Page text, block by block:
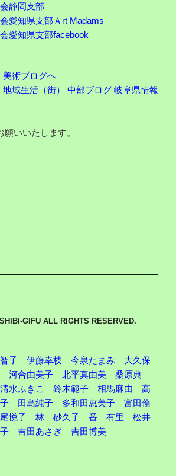
静岡支部
愛知県支部Ａrt Madams
愛知県支部facebook
いいたします。
GIFU ALL RIGHTS RESERVED.
子 伊藤幸枝 今泉たまみ
大久保
河合由美子 北平真由美
桑原典
清水ふきこ 鈴木範子 相馬麻由
高
田島純子 多和田恵美子
富田倫
悦子 林 砂久子 番 有里
松井
吉田あさぎ 吉田博美